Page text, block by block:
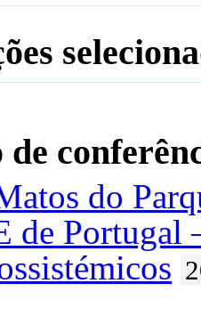
do
de Portugal